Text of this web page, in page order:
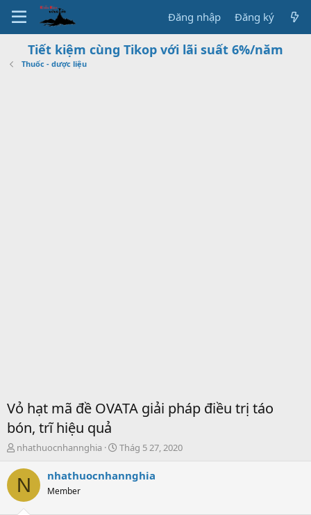
Đăng nhập Đăng ký
Tiết kiệm cùng Tikop với lãi suất 6%/năm
Thuốc - dược liệu
Vỏ hạt mã đề OVATA giải pháp điều trị táo
bón, trĩ hiệu quả
T
r
e
a
nhathuocnhannghia
S
a
Thág 5 27, 2020
N nhathuocnhannghia
Member